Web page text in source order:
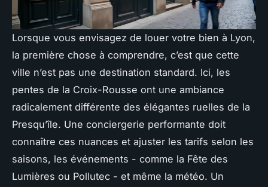
Lorsque vous envisagez de louer votre bien à Lyon,
la première chose à comprendre, c’est que cette
ville n’est pas une destination standard. Ici, les
pentes de la Croix-Rousse ont une ambiance
radicalement différente des élégantes ruelles de la
Presqu’île. Une conciergerie performante doit
connaître ces nuances et ajuster les tarifs selon les
saisons, les événements - comme la Fête des
Lumières ou Pollutec - et même la météo. Un